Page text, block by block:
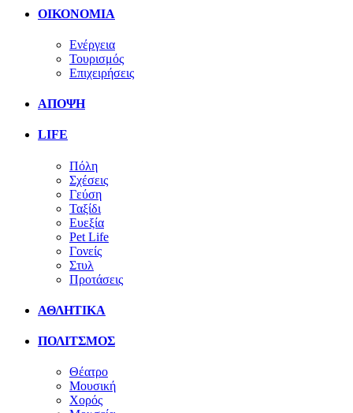
ΟΙΚΟΝΟΜΙΑ
Ενέργεια
Τουρισμός
Επιχειρήσεις
ΑΠΟΨΗ
LIFE
Πόλη
Σχέσεις
Γεύση
Ταξίδι
Ευεξία
Pet Life
Γονείς
Στυλ
Προτάσεις
ΑΘΛΗΤΙΚΑ
ΠΟΛΙΤΣΜΟΣ
Θέατρο
Μουσική
Χορός